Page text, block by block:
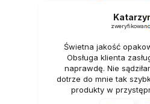
zweryfikowano
Świetna jakość
Obsługa klienta
naprawdę. Nie
dotrze do mnie tak
produkty w